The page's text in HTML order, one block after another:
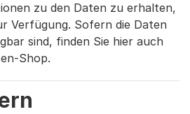
zu den Daten zu erhalten,
Verfügung. Sofern die Daten
sind, finden Sie hier auch
Shop.